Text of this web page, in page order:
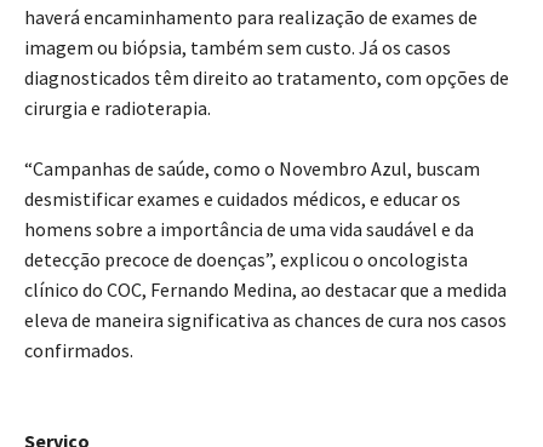
haverá encaminhamento para realização de exames de
imagem ou biópsia, também sem custo. Já os casos
diagnosticados têm direito ao tratamento, com opções de
cirurgia e radioterapia.
“Campanhas de saúde, como o Novembro Azul, buscam
desmistificar exames e cuidados médicos, e educar os
homens sobre a importância de uma vida saudável e da
detecção precoce de doenças”, explicou o oncologista
clínico do COC, Fernando Medina, ao destacar que a medida
eleva de maneira significativa as chances de cura nos casos
confirmados.
Serviço